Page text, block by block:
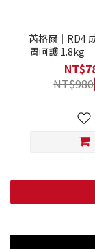
芮格爾｜RD4
胃呵護 1.8kg
然犬糧 狗
NT$980